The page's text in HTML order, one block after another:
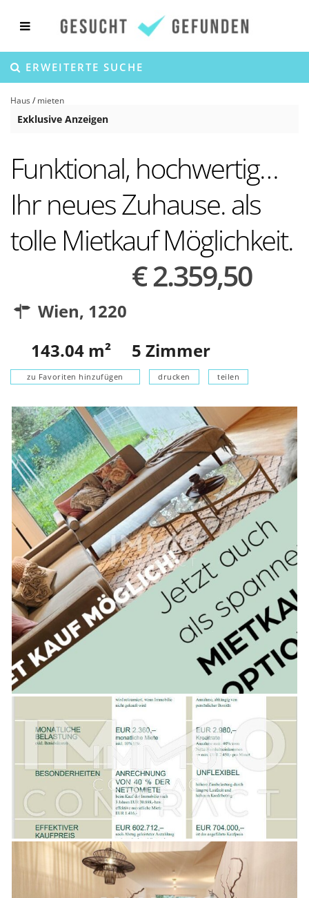
ERWEITERTE SUCHE
Haus/ mieten
Exklusive Anzeigen
Funktional, hochwertig…
Ihr neues Zuhause. als
tolle Mietkauf Möglichkeit.
€ 2.359,50
Wien, 1220
143.04 m² 5 Zimmer
zu Favoriten hinzufügen drucken teilen